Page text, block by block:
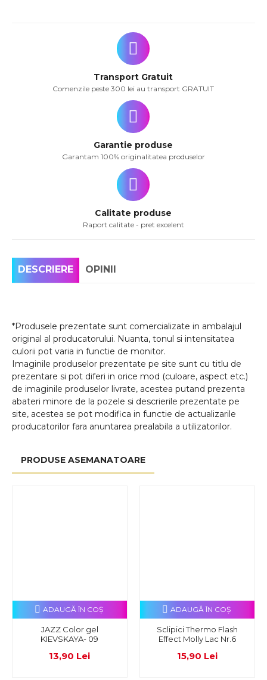
Transport Gratuit
Comenzile peste 300 lei au transport GRATUIT
Garantie produse
Garantam 100% originalitatea produselor
Calitate produse
Raport calitate - pret excelent
DESCRIERE OPINII
*Produsele prezentate sunt comercializate in ambalajul
original al producatorului. Nuanta, tonul si intensitatea
culorii pot varia in functie de monitor.
Imaginile produselor prezentate pe site sunt cu titlu de
prezentare si pot diferi in orice mod (culoare, aspect etc.)
de imaginile produselor livrate, acestea putand prezenta
abateri minore de la pozele si descrierile prezentate pe
site, acestea se pot modifica in functie de actualizarile
producatorilor fara anuntarea prealabila a utilizatorilor.
PRODUSE ASEMANATOARE
JAZZ Color gel
KIEVSKAYA- 09
13,90 Lei
ADAUGĂ ÎN COŞ
Sclipici Thermo Flash
Effect Molly Lac Nr.6
15,90 Lei
ADAUGĂ ÎN COŞ